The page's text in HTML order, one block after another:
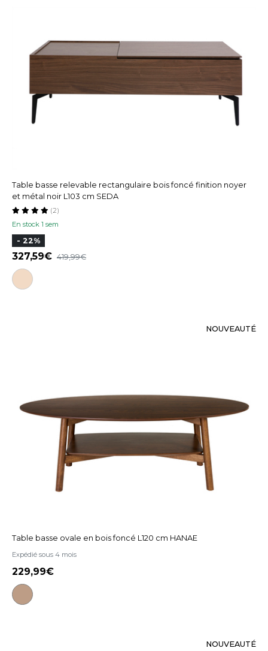
Table basse relevable rectangulaire bois foncé finition noyer
et métal noir L103 cm SEDA
En stock 1 sem
(2)
- 22%
327,59 419,99
NOUVEAUTÉ
Table basse ovale en bois foncé L120 cm HANAE
Expédié sous 4 mois
229,99
NOUVEAUTÉ